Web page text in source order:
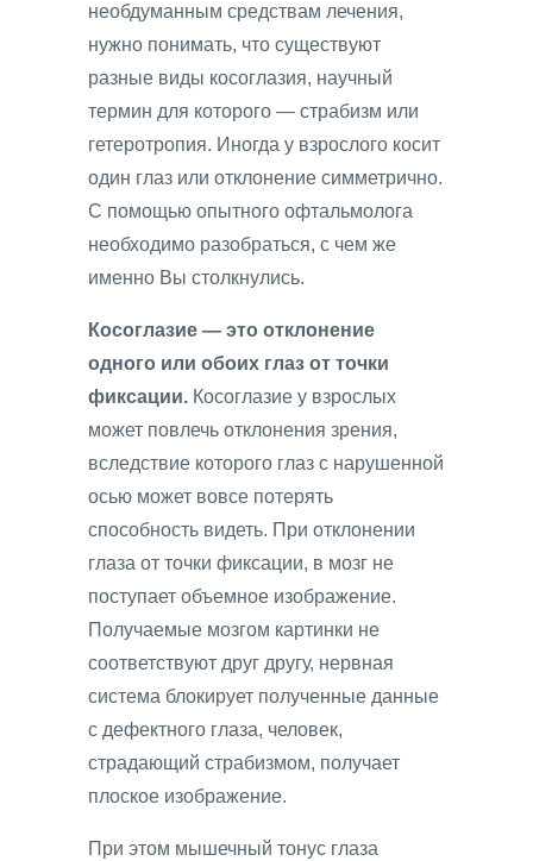
необдуманным средствам лечения,
нужно понимать, что существуют
разные виды косоглазия, научный
термин для которого — страбизм или
гетеротропия. Иногда у взрослого косит
один глаз или отклонение симметрично.
С помощью опытного офтальмолога
необходимо разобраться, с чем же
именно Вы столкнулись.
Косоглазие — это отклонение
одного или обоих глаз от точки
фиксации. Косоглазие у взрослых
может повлечь отклонения зрения,
вследствие которого глаз с нарушенной
осью может вовсе потерять
способность видеть. При отклонении
глаза от точки фиксации, в мозг не
поступает объемное изображение.
Получаемые мозгом картинки не
соответствуют друг другу, нервная
система блокирует полученные данные
с дефектного глаза, человек,
страдающий страбизмом, получает
плоское изображение.
При этом мышечный тонус глаза